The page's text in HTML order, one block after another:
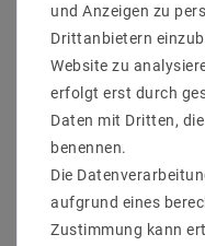
Sicher
einkaufen
Weitere Details
und Anzeigen zu
Drittanbietern
Website zu
erfolgt erst durch
Daten mit Dritten,
benennen.
Die
aufgrund eines
Zustimmung kann